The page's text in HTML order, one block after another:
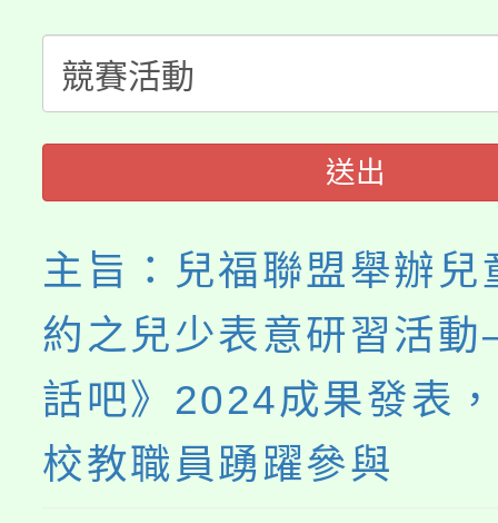
程，歡迎學生輔導中心
心理、諮商輔導、社會
系所師生報名參加。
縣市「校園短影音徵選
門員」簡章及活動海報
踴躍報名參加。
桃園市115學年度學生
要點
「桃園市補助參觀特色
展演活動實施計畫」
115年度「教育部表揚
義教育推展貢獻獎」
送出
主旨：兒福聯盟舉辦兒
約之兒少表意研習活
話吧》2024成果發表
校教職員踴躍參與